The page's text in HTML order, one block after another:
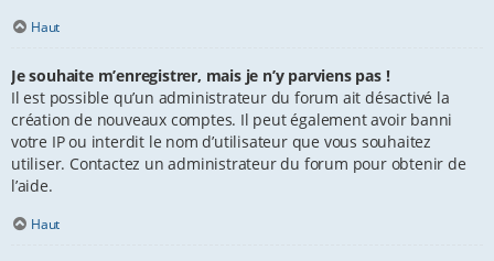
Haut
Je souhaite m’enregistrer, mais je n’y parviens pas !
Il est possible qu’un administrateur du forum ait désactivé la
création de nouveaux comptes. Il peut également avoir banni
votre IP ou interdit le nom d’utilisateur que vous souhaitez
utiliser. Contactez un administrateur du forum pour obtenir de
l’aide.
Haut